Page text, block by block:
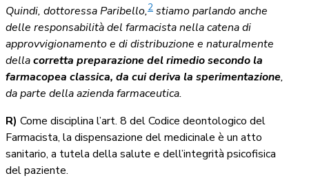
Quindi, dottoressa Paribello,2 stiamo parlando anche
delle responsabilità del farmacista nella catena di
approvvigionamento e di distribuzione e naturalmente
dellacorretta preparazione del rimedio secondo la
farmacopea classica, da cui deriva la sperimentazione,
da parte della azienda farmaceutica.
R) Come disciplina l’art. 8 del Codice deontologico del
Farmacista, la dispensazione del medicinale è un atto
sanitario, a tutela della salute e dell’integrità psicofisica
del paziente.